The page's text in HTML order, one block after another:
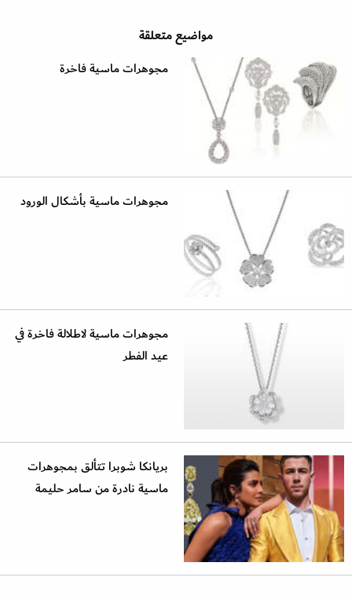
مواضيع متعلقة
مجوهرات ماسية فاخرة
مجوهرات ماسية بأشكال الورود
مجوهرات ماسية لاطلالة فاخرة في
عيد الفطر
بريانكا شوبرا تتألق بمجوهرات
ماسية نادرة من سامر حليمة